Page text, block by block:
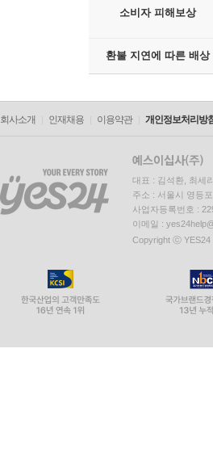
소비자 피해보상
환불 지연에 따른 배상
회사소개 인재채용 이용약관 개인정보처리방
대표 : 김석환, 최세
주소 : 서울시 영등
사업자등록번호 :
이메일 :
Copyright ⓒ YES24